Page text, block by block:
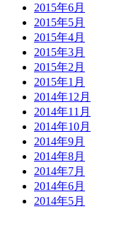
2015年6月
2015年5月
2015年4月
2015年3月
2015年2月
2015年1月
2014年12月
2014年11月
2014年10月
2014年9月
2014年8月
2014年7月
2014年6月
2014年5月